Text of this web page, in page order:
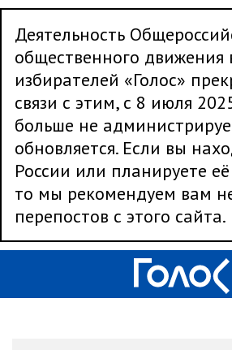
Деятельность
общественного движения
избирателей «Голос»
связи с этим, с 8 июля
больше не
обновляется. Если вы
России или планируете
то мы рекомендуем вам
перепостов с этого сайта.